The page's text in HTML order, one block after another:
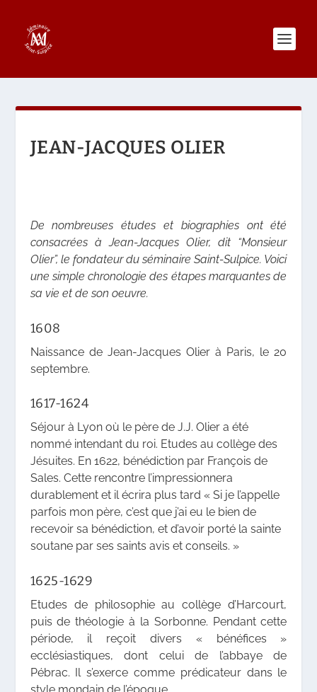
JEAN-JACQUES OLIER
De nombreuses études et biographies ont été
consacrées à Jean-Jacques Olier, dit “Monsieur
Olier”, le fondateur du séminaire Saint-Sulpice. Voici
une simple chronologie des étapes marquantes de
sa vie et de son oeuvre.
1608
Naissance de Jean-Jacques Olier à Paris, le 20
septembre.
1617-1624
Séjour à Lyon où le père de J.J. Olier a été
nommé intendant du roi. Etudes au collège des
Jésuites. En 1622, bénédiction par François de
Sales. Cette rencontre l’impressionnera
durablement et il écrira plus tard « Si je l’appelle
parfois mon père, c’est que j’ai eu le bien de
recevoir sa bénédiction, et d’avoir porté la sainte
soutane par ses saints avis et conseils. »
1625-1629
Etudes de philosophie au collège d’Harcourt,
puis de théologie à la Sorbonne. Pendant cette
période, il reçoit divers « bénéfices »
ecclésiastiques, dont celui de l’abbaye de
Pébrac. Il s’exerce comme prédicateur dans le